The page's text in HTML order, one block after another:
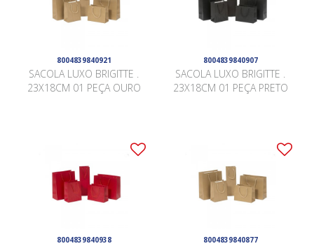
8004839840921
SACOLA LUXO BRIGITTE .
23X18CM 01 PEÇA OURO
8004839840907
SACOLA LUXO BRIGITTE .
23X18CM 01 PEÇA PRETO
8004839840938 8004839840877